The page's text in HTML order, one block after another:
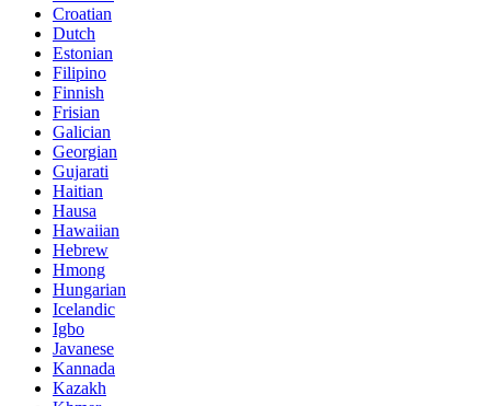
Croatian
Dutch
Estonian
Filipino
Finnish
Frisian
Galician
Georgian
Gujarati
Haitian
Hausa
Hawaiian
Hebrew
Hmong
Hungarian
Icelandic
Igbo
Javanese
Kannada
Kazakh